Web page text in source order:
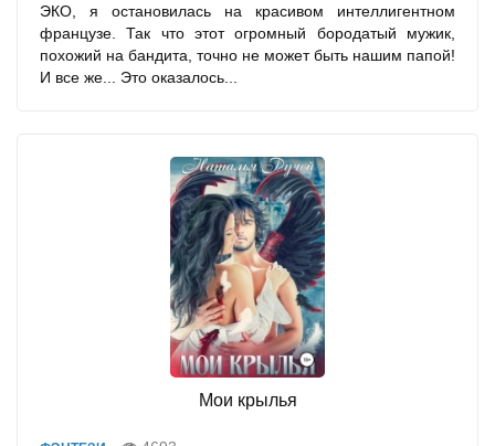
ЭКО, я остановилась на красивом интеллигентном
французе. Так что этот огромный бородатый мужик,
похожий на бандита, точно не может быть нашим папой!
И все же... Это оказалось...
Мои крылья